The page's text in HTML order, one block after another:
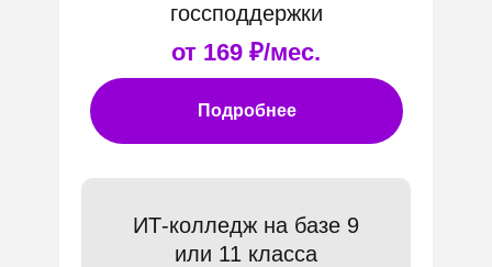
ИТ-колледж на базе 9
или 11 класса
Подробнее
госсподдержки
от 169 ₽/мес.